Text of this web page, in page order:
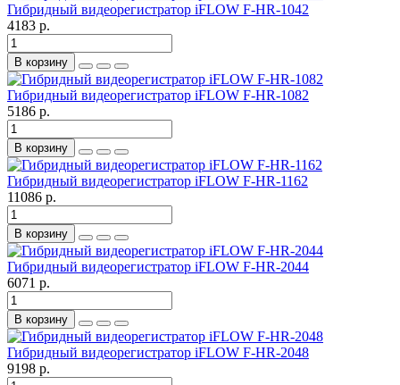
Гибридный видеорегистратор iFLOW F-HR-1042
4183 р.
В корзину
Гибридный видеорегистратор iFLOW F-HR-1082
5186 р.
В корзину
Гибридный видеорегистратор iFLOW F-HR-1162
11086 р.
В корзину
Гибридный видеорегистратор iFLOW F-HR-2044
6071 р.
В корзину
Гибридный видеорегистратор iFLOW F-HR-2048
9198 р.